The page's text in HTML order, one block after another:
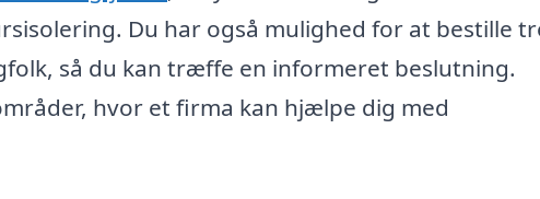
Du har også mulighed for at bestille
så du kan træffe en informeret beslutning.
hvor et firma kan hjælpe dig med